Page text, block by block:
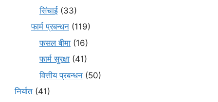
सिंचाई (33)
फार्म प्रबन्धन (119)
फसल बीमा (16)
फार्म सुरक्षा (41)
वित्तीय प्रबन्धन (50)
निर्यात (41)